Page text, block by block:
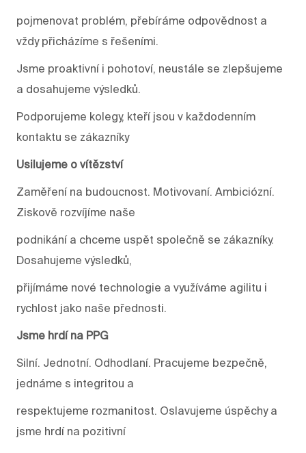
pojmenovat problém, přebíráme odpovědnost a
vždy přicházíme s řešeními.
Jsme proaktivní i pohotoví, neustále se zlepšujeme
a dosahujeme výsledků.
Podporujeme kolegy, kteří jsou v každodenním
kontaktu se zákazníky
Usilujeme o vítězství
Zaměření na budoucnost. Motivovaní. Ambiciózní.
Ziskově rozvíjíme naše
podnikání a chceme uspět společně se zákazníky.
Dosahujeme výsledků,
přijímáme nové technologie a využíváme agilitu i
rychlost jako naše přednosti.
Jsme hrdí na PPG
Silní. Jednotní. Odhodlaní. Pracujeme bezpečně,
jednáme s integritou a
respektujeme rozmanitost. Oslavujeme úspěchy a
jsme hrdí na pozitivní